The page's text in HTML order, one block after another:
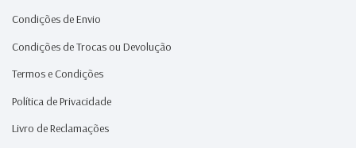
Condições de Envio
Condições de Trocas ou Devolução
Termos e Condições
Política de Privacidade
Livro de Reclamações